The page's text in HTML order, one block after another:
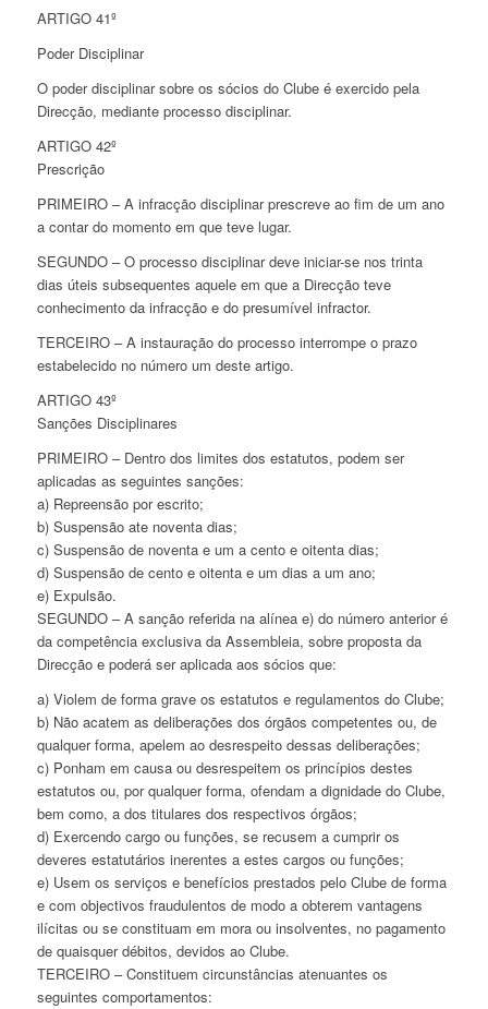
ARTIGO 41º
Poder Disciplinar
O poder disciplinar sobre os sócios do Clube é exercido pela
Direcção, mediante processo disciplinar.
ARTIGO 42º
Prescrição
PRIMEIRO – A infracção disciplinar prescreve ao fim de um ano
a contar do momento em que teve lugar.
SEGUNDO – O processo disciplinar deve iniciar-se nos trinta
dias úteis subsequentes aquele em que a Direcção teve
conhecimento da infracção e do presumível infractor.
TERCEIRO – A instauração do processo interrompe o prazo
estabelecido no número um deste artigo.
ARTIGO 43º
Sanções Disciplinares
PRIMEIRO – Dentro dos limites dos estatutos, podem ser
aplicadas as seguintes sanções:
a) Repreensão por escrito;
b) Suspensão ate noventa dias;
c) Suspensão de noventa e um a cento e oitenta dias;
d) Suspensão de cento e oitenta e um dias a um ano;
e) Expulsão.
SEGUNDO – A sanção referida na alínea e) do número anterior é
da competência exclusiva da Assembleia, sobre proposta da
Direcção e poderá ser aplicada aos sócios que:
a) Violem de forma grave os estatutos e regulamentos do Clube;
b) Não acatem as deliberações dos órgãos competentes ou, de
qualquer forma, apelem ao desrespeito dessas deliberações;
c) Ponham em causa ou desrespeitem os princípios destes
estatutos ou, por qualquer forma, ofendam a dignidade do Clube,
bem como, a dos titulares dos respectivos órgãos;
d) Exercendo cargo ou funções, se recusem a cumprir os
deveres estatutários inerentes a estes cargos ou funções;
e) Usem os serviços e benefícios prestados pelo Clube de forma
e com objectivos fraudulentos de modo a obterem vantagens
ilícitas ou se constituam em mora ou insolventes, no pagamento
de quaisquer débitos, devidos ao Clube.
TERCEIRO – Constituem circunstâncias atenuantes os
seguintes comportamentos: